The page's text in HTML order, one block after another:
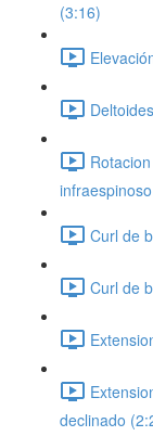
(3:16)
Curl de
Curl de
declinado